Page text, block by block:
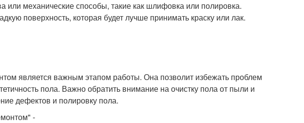
или механические способы, такие как шлифовка или полировка.
поверхность, которая будет лучше принимать краску или лак.
является важным этапом работы. Она позволит избежать проблем
пола. Важно обратить внимание на очистку пола от пыли и
дефектов и полировку пола.
-